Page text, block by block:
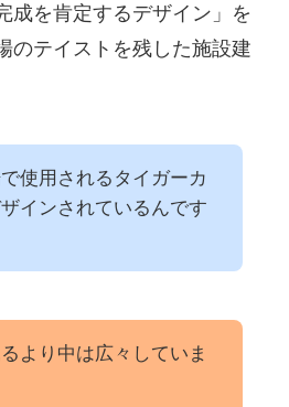
成を肯定するデザイン」を
のテイストを残した施設建
使用されるタイガーカ
インされているんです
より中は広々していま